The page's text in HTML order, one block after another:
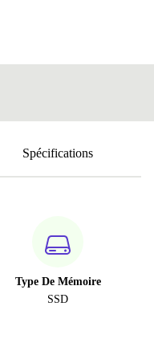
Spécifications
Type De Mémoire
SSD